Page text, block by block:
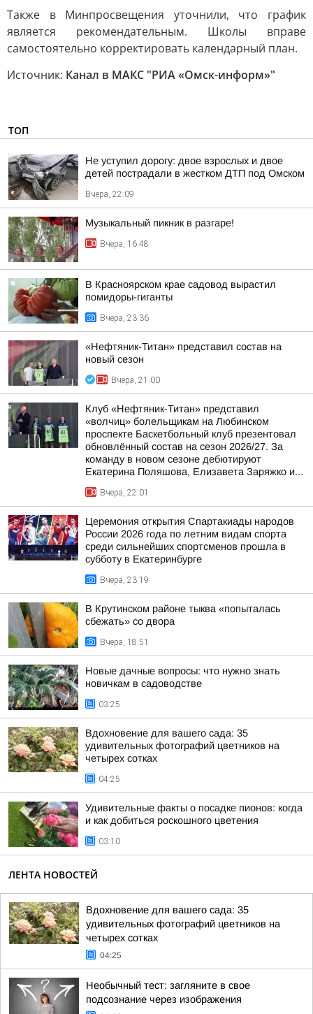
Также в Минпросвещения уточнили, что график
является рекомендательным. Школы вправе
самостоятельно корректировать календарный план.
Источник: Канал в МАКС "РИА «Омск-информ»"
ТОП
Не уступил дорогу: двое взрослых и двое
детей пострадали в жестком ДТП под Омском
Вчера, 22:09
Музыкальный пикник в разгаре!
Вчера, 16:48
В Красноярском крае садовод вырастил
помидоры-гиганты
Вчера, 23:36
«Нефтяник-Титан» представил состав на
новый сезон
Вчера, 21:00
Клуб «Нефтяник-Титан» представил
«волчиц» болельщикам на Любинском
проспекте Баскетбольный клуб презентовал
обновлённый состав на сезон 2026/27. За
команду в новом сезоне дебютируют
Екатерина Поляшова, Елизавета Заряжко и...
Вчера, 22:01
Церемония открытия Спартакиады народов
России 2026 года по летним видам спорта
среди сильнейших спортсменов прошла в
субботу в Екатеринбурге
Вчера, 23:19
В Крутинском районе тыква «попыталась
сбежать» со двора
Вчера, 18:51
Новые дачные вопросы: что нужно знать
новичкам в садоводстве
03:25
Вдохновение для вашего сада: 35
удивительных фотографий цветников на
четырех сотках
04:25
Удивительные факты о посадке пионов: когда
и как добиться роскошного цветения
03:10
ЛЕНТА НОВОСТЕЙ
Вдохновение для вашего сада: 35
удивительных фотографий цветников на
четырех сотках
04:25
Необычный тест: загляните в свое
подсознание через изображения